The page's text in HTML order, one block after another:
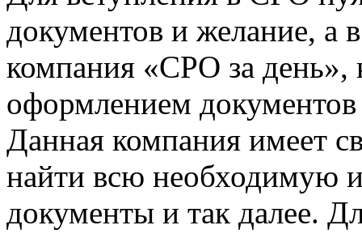
документов и желание, а
компания «СРО за день»,
оформлением
Данная компания имеет
найти всю необходимую
документы и так далее.